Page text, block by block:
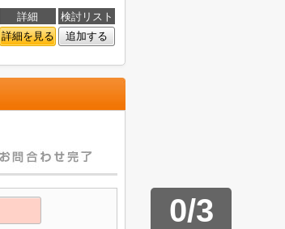
詳細
検討リスト
詳細を見る 追加する
0/3